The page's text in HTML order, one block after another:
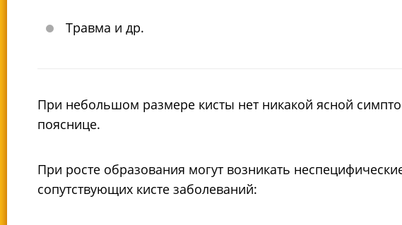
Травма и др.
При небольшом размере кисты нет никакой ясной
пояснице.
При росте образования могут возникать
сопутствующих кисте заболеваний: